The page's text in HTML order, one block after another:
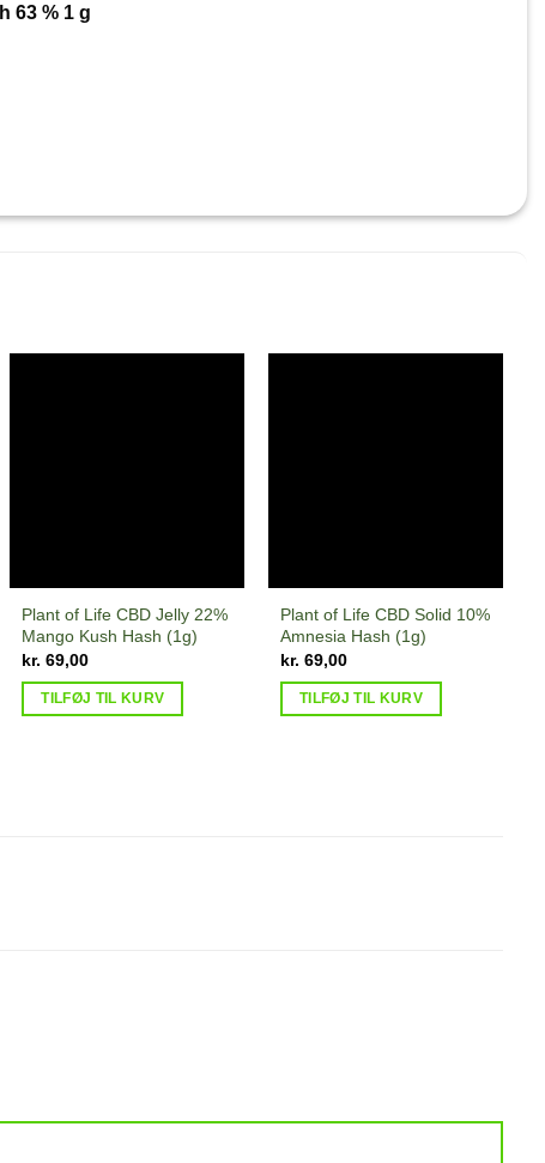
63 % 1 g
Plant of Life CBD Jelly 22%
Mango Kush Hash (1g)
kr. 69,00
TILFØJ TIL KURV
Plant of Life CBD Solid 10%
Amnesia Hash (1g)
kr. 69,00
TILFØJ TIL KURV